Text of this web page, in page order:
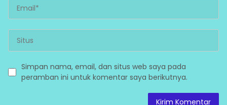
Simpan nama, email, dan situs web saya pada
peramban ini untuk komentar saya berikutnya.